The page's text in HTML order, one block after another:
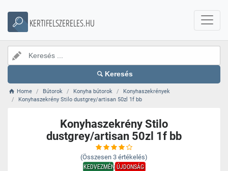
KERTIFELSZERELES.HU
Keresés
Home Bútorok Konyha bútorok
Konyhaszekrények
Konyhaszekrény Stilo dustgrey/artisan 50zl 1f bb
Konyhaszekrény Stilo
dustgrey/artisan 50zl 1f bb
(Összesen 3 értékelés)
KEDVEZMÉNYÚJDONSÁG